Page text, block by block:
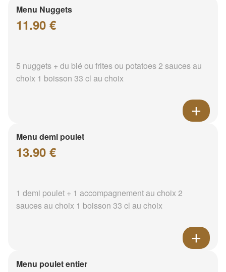
Menu Nuggets
11.90 €
5 nuggets + du blé ou frites ou potatoes 2 sauces au
choix 1 boisson 33 cl au choix
Menu demi poulet
13.90 €
1 demi poulet + 1 accompagnement au choix 2
sauces au choix 1 boisson 33 cl au choix
Menu poulet entier